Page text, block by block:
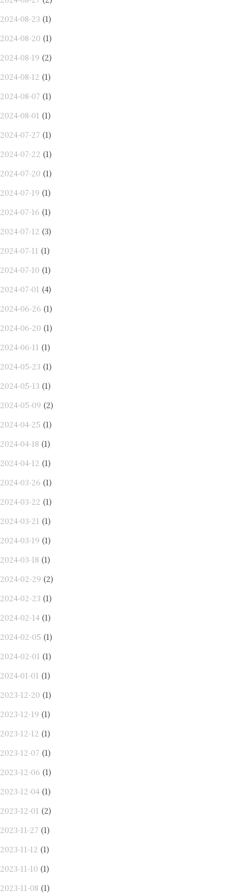
2024-08-23 (1)
2024-08-20 (1)
2024-08-19 (2)
2024-08-12 (1)
2024-08-07 (1)
2024-08-01 (1)
2024-07-27 (1)
2024-07-22 (1)
2024-07-20 (1)
2024-07-19 (1)
2024-07-16 (1)
2024-07-12 (3)
2024-07-11 (1)
2024-07-10 (1)
2024-07-01 (4)
2024-06-26 (1)
2024-06-20 (1)
2024-06-11 (1)
2024-05-23 (1)
2024-05-13 (1)
2024-05-09 (2)
2024-04-25 (1)
2024-04-18 (1)
2024-04-12 (1)
2024-03-26 (1)
2024-03-22 (1)
2024-03-21 (1)
2024-03-19 (1)
2024-03-18 (1)
2024-02-29 (2)
2024-02-23 (1)
2024-02-14 (1)
2024-02-05 (1)
2024-02-01 (1)
2024-01-01 (1)
2023-12-20 (1)
2023-12-19 (1)
2023-12-12 (1)
2023-12-07 (1)
2023-12-06 (1)
2023-12-04 (1)
2023-12-01 (2)
2023-11-27 (1)
2023-11-12 (1)
2023-11-10 (1)
2023-11-08 (1)